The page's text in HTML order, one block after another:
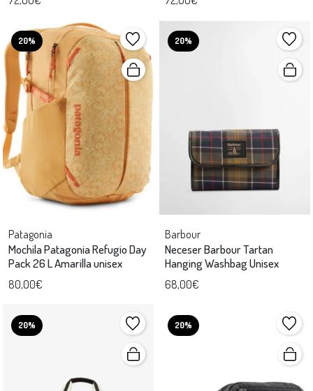
20%
Patagonia
Mochila Patagonia Refugio Day
Pack 26 L Amarilla unisex
80,00€
20%
Barbour
Neceser Barbour Tartan
Hanging Washbag Unisex
68,00€
20% 20%